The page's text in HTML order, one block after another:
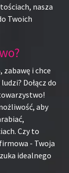
nasza
Twoich
i chce
Dołącz do
aby
Czy to
- Twoja
idealnego